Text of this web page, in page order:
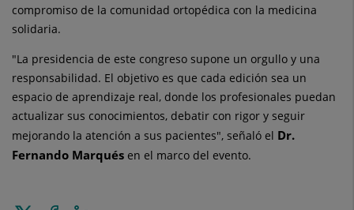
compromiso de la comunidad ortopédica con la medicina
solidaria.
"La presidencia de este congreso supone un orgullo y una
responsabilidad. El objetivo es que cada edición sea un
espacio de aprendizaje real, donde los profesionales puedan
actualizar sus conocimientos, debatir con rigor y seguir
mejorando la atención a sus pacientes", señaló el Dr.
Fernando Marqués en el marco del evento.